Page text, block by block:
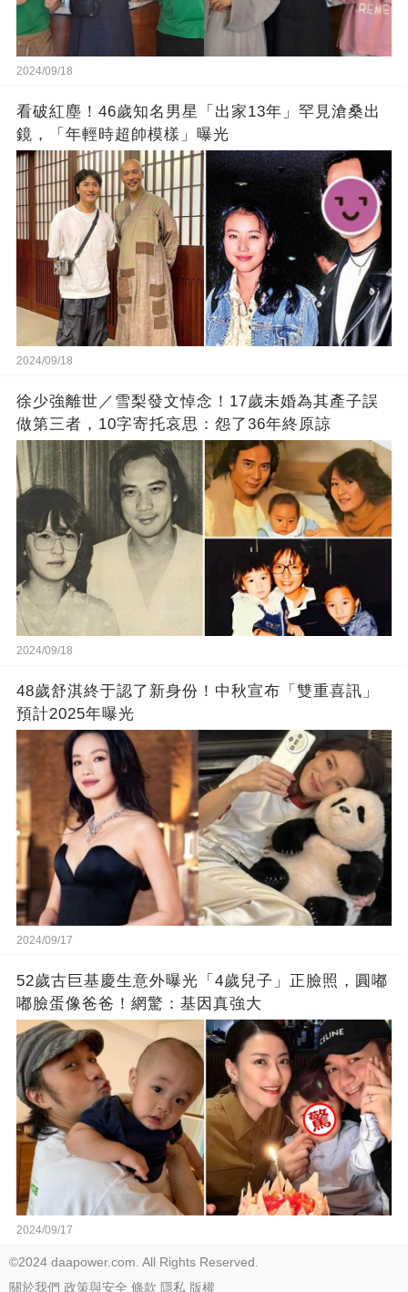
2024/09/18
看破紅塵！46歲知名男星「出家13年」罕見滄桑出
鏡，「年輕時超帥模樣」曝光
2024/09/18
徐少強離世／雪梨發文悼念！17歲未婚為其產子誤
做第三者，10字寄托哀思：怨了36年終原諒
2024/09/18
48歲舒淇終于認了新身份！中秋宣布「雙重喜訊」
預計2025年曝光
2024/09/17
52歲古巨基慶生意外曝光「4歲兒子」正臉照，圓嘟
嘟臉蛋像爸爸！網驚：基因真強大
2024/09/17
©2024 daapower.com. All Rights Reserved.
關於我們 政策與安全 條款 隱私 版權